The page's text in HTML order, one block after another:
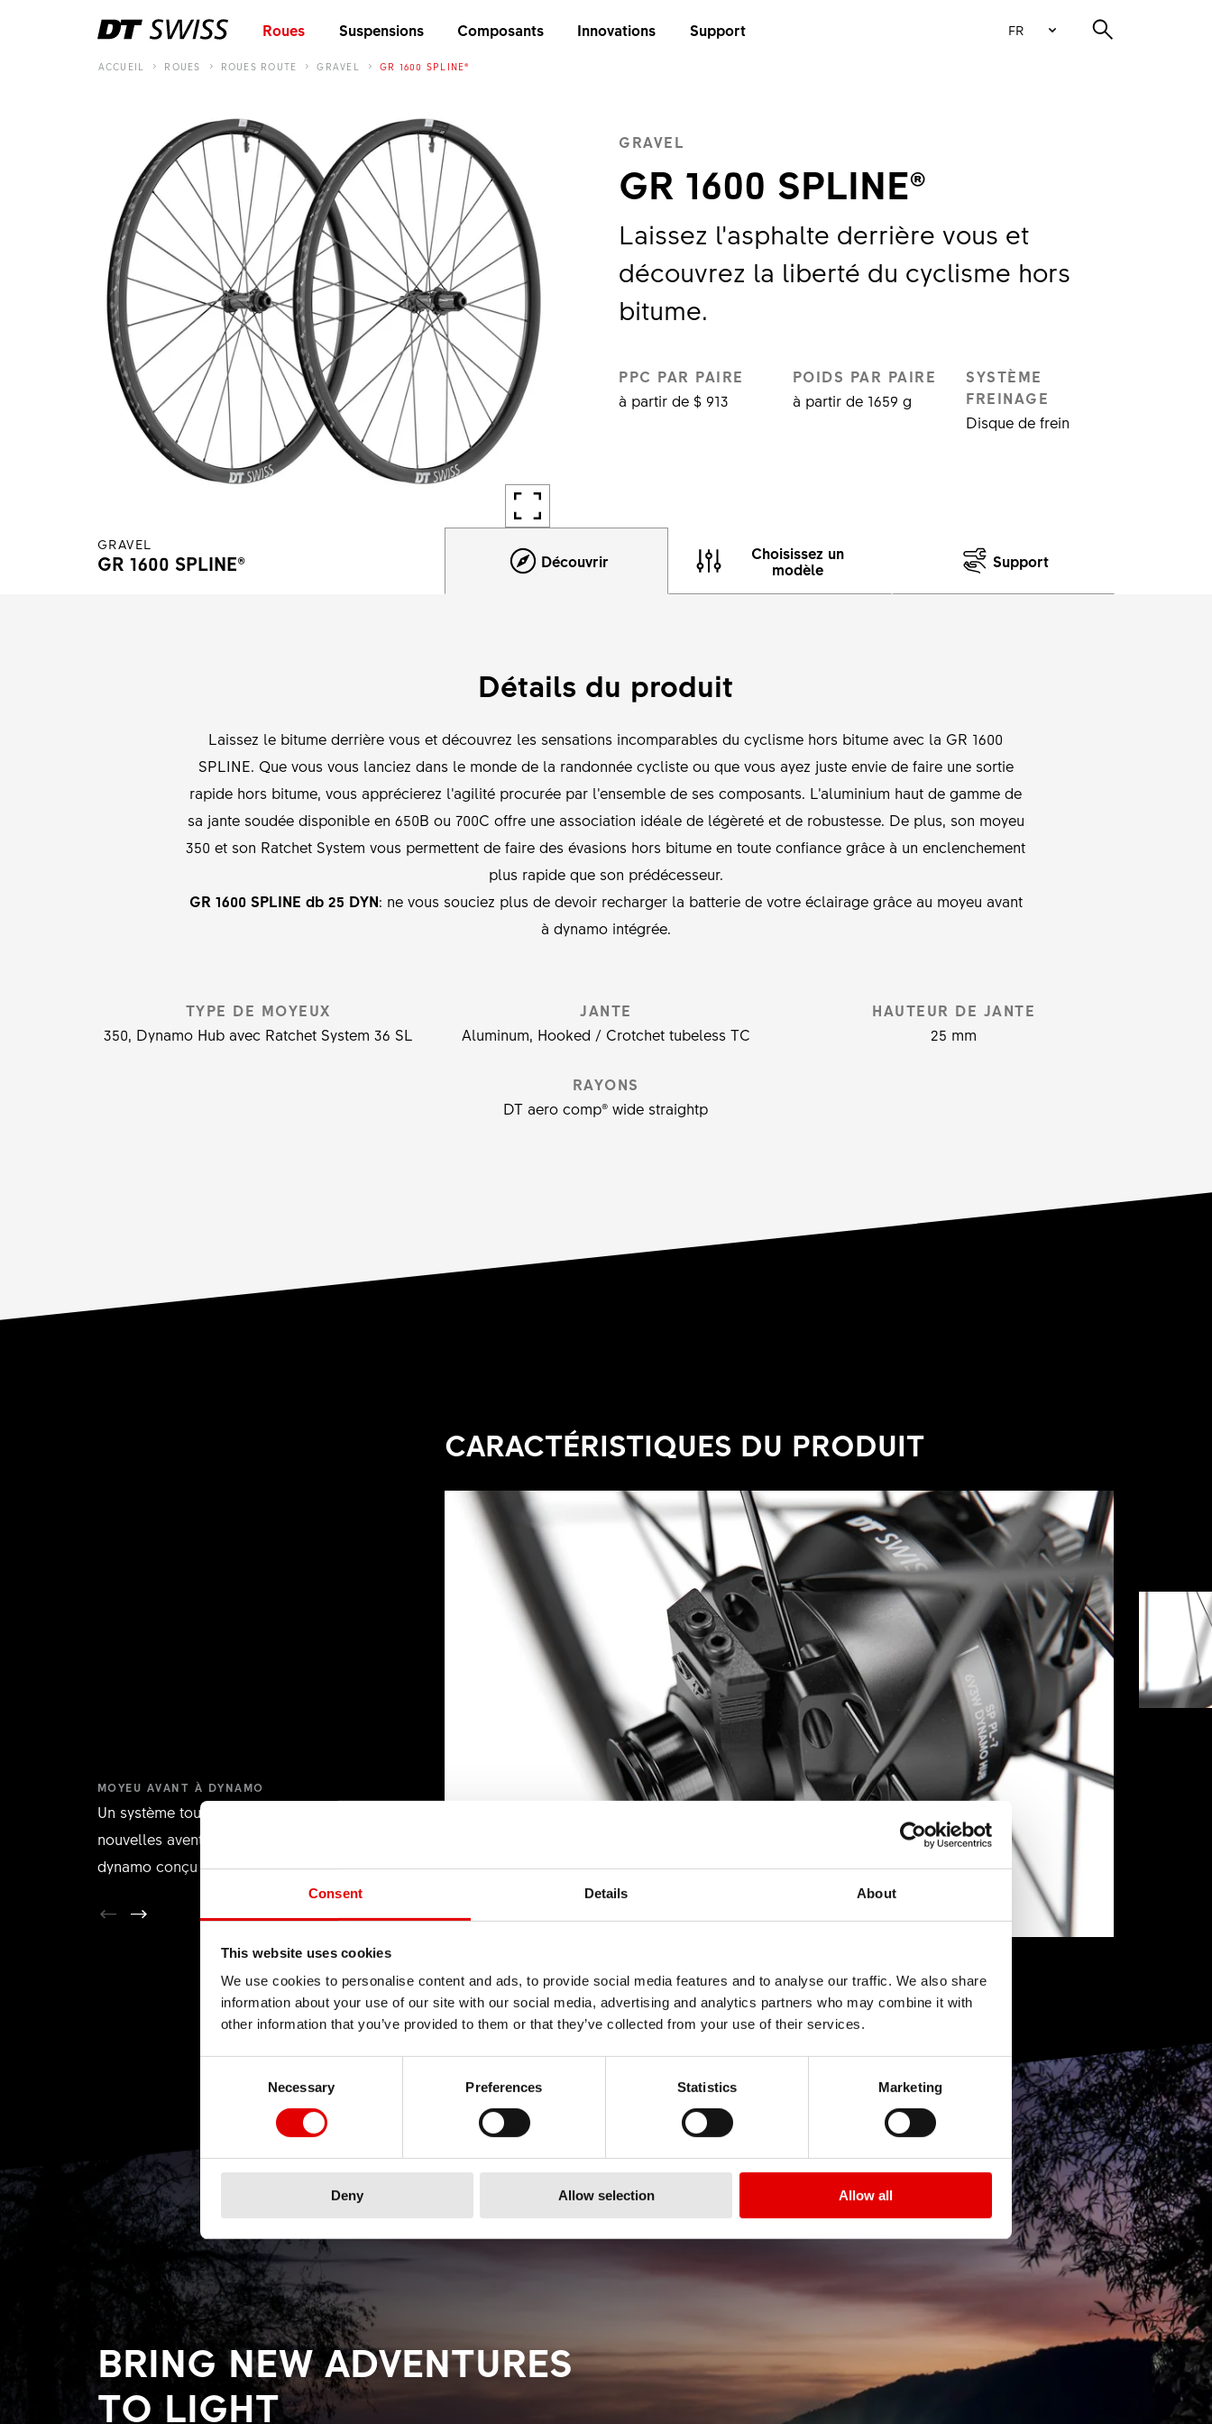
Consent Details About
This website uses cookies
We use cookies to personalise content and ads, to provide social media features and to analyse our traffic. We also share
information about your use of our site with our social media, advertising and analytics partners who may combine it with
other information that you’ve provided to them or that they’ve collected from your use of their services.
Necessary
Preferences Statistics Marketing
Deny Allow selection Allow all
Roues Suspensions Composants Innovations Support FR
ACCUEIL ROUES ROUES ROUTE GRAVEL GR 1600 SPLINE®
GRAVEL
GR 1600 SPLINE®
Laissez l’asphalte derrière vous et
découvrez la liberté du cyclisme hors
bitume.
PPC PAR PAIRE
à partir de $ 913
POIDS PAR PAIRE
à partir de 1659 g
SYSTÈME
FREINAGE
Disque de frein
GRAVEL
GR 1600 SPLINE® Découvrir
Choisissez un
modèle
Support
Détails du produit
Laissez le bitume derrière vous et découvrez les sensations incomparables du cyclisme hors bitume avec la GR 1600
SPLINE. Que vous vous lanciez dans le monde de la randonnée cycliste ou que vous ayez juste envie de faire une sortie
rapide hors bitume, vous apprécierez l’agilité procurée par l’ensemble de ses composants. L’aluminium haut de gamme de
sa jante soudée disponible en 650B ou 700C offre une association idéale de légèreté et de robustesse. De plus, son moyeu
350 et son Ratchet System vous permettent de faire des évasions hors bitume en toute confiance grâce à un enclenchement
plus rapide que son prédécesseur.
GR 1600 SPLINE db 25 DYN: ne vous souciez plus de devoir recharger la batterie de votre éclairage grâce au moyeu avant
à dynamo intégrée.
TYPE DE MOYEUX
350, Dynamo Hub avec Ratchet System 36 SL
JANTE
Aluminum, Hooked / Crotchet tubeless TC
HAUTEUR DE JANTE
25 mm
RAYONS
DT aero comp® wide straightp
CARACTÉRISTIQUES DU PRODUIT
MOYEU AVANT À DYNAMO
Un système tout-en-un qui illumine vos
nouvelles aventures, grâce au moyeu avant à
dynamo conçu avec Shutter Precision.
BRING NEW ADVENTURES
TO LIGHT